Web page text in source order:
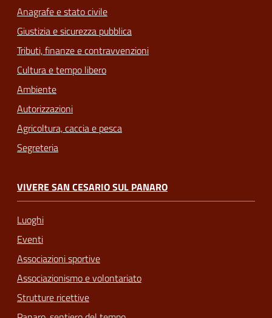
Anagrafe e stato civile
Giustizia e sicurezza pubblica
Tributi, finanze e contravvenzioni
Cultura e tempo libero
Ambiente
Autorizzazioni
Agricoltura, caccia e pesca
Segreteria
VIVERE SAN CESARIO SUL PANARO
Luoghi
Eventi
Associazioni sportive
Associazionismo e volontariato
Strutture ricettive